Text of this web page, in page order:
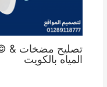
تصليح مضخات &
المياه بالكويت